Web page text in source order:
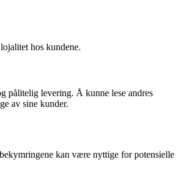
hos kundene.
pålitelig levering. Å kunne lese andres
av sine kunder.
kan være nyttige for potensielle